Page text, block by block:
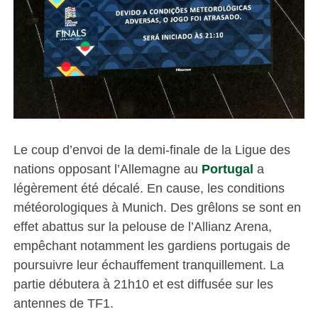
Le coup d’envoi de la demi-finale de la Ligue des
nations opposant l’Allemagne au Portugal a
légèrement été décalé. En cause, les conditions
météorologiques à Munich. Des grêlons se sont en
effet abattus sur la pelouse de l’Allianz Arena,
empêchant notamment les gardiens portugais de
poursuivre leur échauffement tranquillement. La
partie débutera à 21h10 et est diffusée sur les
antennes de TF1.